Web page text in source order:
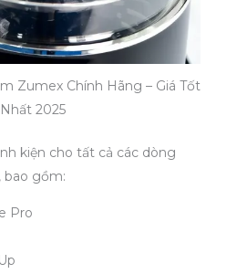
Zumex Chính Hãng – Giá Tốt
Nhất 2025
kiện cho tất cả các dòng
bao gồm:
Pro